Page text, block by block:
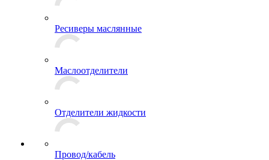
Ресиверы маслянные
Маслоотделители
Отделители жидкости
Провод/кабель